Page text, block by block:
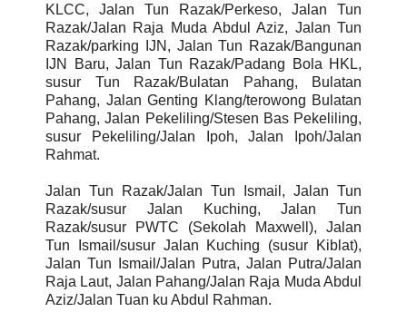
KLCC, Jalan Tun Razak/Perkeso, Jalan Tun
Razak/Jalan Raja Muda Abdul Aziz, Jalan Tun
Razak/parking IJN, Jalan Tun Razak/Bangunan
IJN Baru, Jalan Tun Razak/Padang Bola HKL,
susur Tun Razak/Bulatan Pahang, Bulatan
Pahang, Jalan Genting Klang/terowong Bulatan
Pahang, Jalan Pekeliling/Stesen Bas Pekeliling,
susur Pekeliling/Jalan Ipoh, Jalan Ipoh/Jalan
Rahmat.
Jalan Tun Razak/Jalan Tun Ismail, Jalan Tun
Razak/susur Jalan Kuching, Jalan Tun
Razak/susur PWTC (Sekolah Maxwell), Jalan
Tun Ismail/susur Jalan Kuching (susur Kiblat),
Jalan Tun Ismail/Jalan Putra, Jalan Putra/Jalan
Raja Laut, Jalan Pahang/Jalan Raja Muda Abdul
Aziz/Jalan Tuan ku Abdul Rahman.